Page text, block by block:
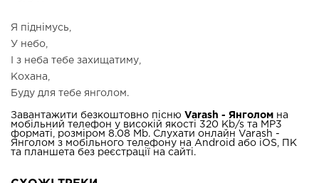
Я піднімусь,
У небо,
І з неба тебе захищатиму,
Кохана,
Буду для тебе янголом.
Завантажити безкоштовно пісню Varash - Янголом на
мобільний телефон у високій якості 320 Kb/s та MP3
форматі, розміром 8.08 Mb. Слухати онлайн Varash -
Янголом з мобільного телефону на Android або iOS, ПК
та планшета без реєстрації на сайті.